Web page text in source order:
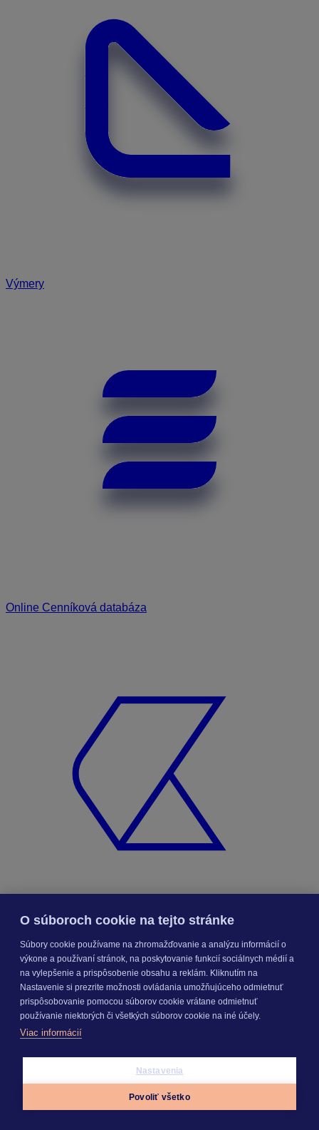
Výmery
Online Cenníková databáza
OdporúčanéFAQ
Príklad vytvorenia šanónu pre evidenciu mobilných telefónov
Nastavenie šanónov
Prihlasovanie e-mailom v programe Jednoduché účtovníctvo
ALFA plus
O súboroch cookie na tejto stránke
Súbory cookie používame na zhromažďovanie a analýzu informácií o
výkone a používaní stránok, na poskytovanie funkcií sociálnych médií a
na vylepšenie a prispôsobenie obsahu a reklám. Kliknutím na
Nastavenie si prezrite možnosti ovládania umožňujúceho odmietnuť
prispôsobovanie pomocou súborov cookie vrátane odmietnuť
používanie niektorých či všetkých súborov cookie na iné účely.
Viac informácií
Nastavenia
Povoliť všetko